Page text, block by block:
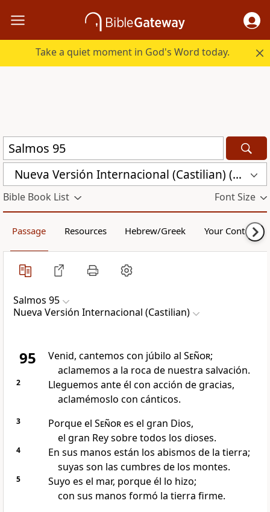
Take a quiet moment in God's Word today.
Nueva Versión Internacional (Castilian) (CST)
Bible Book List Font Size
Passage Resources Hebrew/Greek Your Content
Salmos 95
Nueva Versión Internacional (Castilian)
95 Venid, cantemos con júbilo al Señor;
aclamemos a la roca de nuestra salvación.
2
Lleguemos ante él con acción de gracias,
aclamémoslo con cánticos.
3 Porque el Señores el gran Dios,
el gran Rey sobre todos los dioses.
4
En sus manos están los abismos de la tierra;
suyas son las cumbres de los montes.
5
Suyo es el mar, porque él lo hizo;
con sus manos formó la tierra firme.